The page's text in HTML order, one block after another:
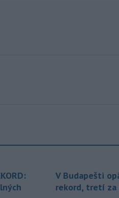
V Budapešti
rekord, tretí